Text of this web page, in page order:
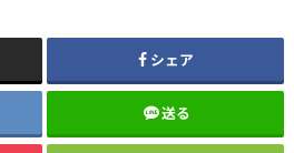
シェア
送る